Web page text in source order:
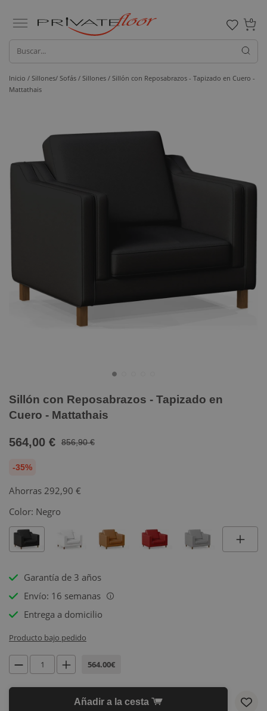
0
Inicio / Sillones/ Sofás / Sillones / Sillón con Reposabrazos - Tapizado en Cuero -
Mattathais
Sillón con Reposabrazos - Tapizado en
Cuero - Mattathais
564,00 € 856,90 €
-35%
Ahorras 292,90 €
Color: Negro
Garantía de 3 años
Envío: 16 semanas
i
Entrega a domicilio
Producto bajo pedido
564.00€
Añadir a la cesta